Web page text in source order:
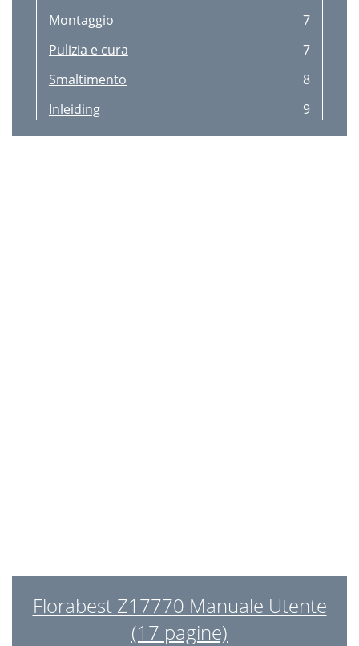
Montaggio
7
Pulizia e cura
7
Smaltimento
8
Inleiding
9
Schoonmaken en onderhoud
9
Florabest Z17770 Manuale Utente
(17 pagine)